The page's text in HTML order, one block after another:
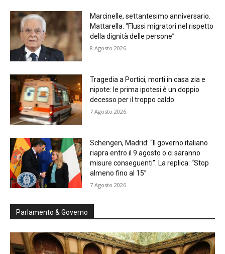
Marcinelle, settantesimo anniversario.
Mattarella: “Flussi migratori nel rispetto
della dignità delle persone”
8 Agosto 2026
Tragedia a Portici, morti in casa zia e
nipote: le prima ipotesi è un doppio
decesso per il troppo caldo
7 Agosto 2026
Schengen, Madrid: “Il governo italiano
riapra entro il 9 agosto o ci saranno
misure conseguenti”. La replica: “Stop
almeno fino al 15”
7 Agosto 2026
Parlamento & Governo